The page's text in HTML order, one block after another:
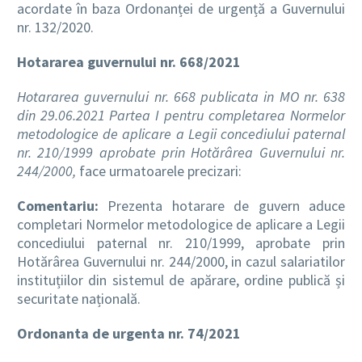
acordate în baza Ordonanței de urgență a Guvernului
nr. 132/2020.
Hotararea guvernului nr. 668/2021
Hotararea guvernului nr. 668 publicata in MO nr. 638
din 29.06.2021 Partea I pentru completarea Normelor
metodologice de aplicare a Legii concediului paternal
nr. 210/1999 aprobate prin Hotărârea Guvernului nr.
244/2000, face urmatoarele precizari:
Comentariu: Prezenta hotarare de guvern aduce
completari Normelor metodologice de aplicare a Legii
concediului paternal nr. 210/1999, aprobate prin
Hotărârea Guvernului nr. 244/2000, in cazul salariatilor
instituțiilor din sistemul de apărare, ordine publică și
securitate națională.
Ordonanta de urgenta nr. 74/2021